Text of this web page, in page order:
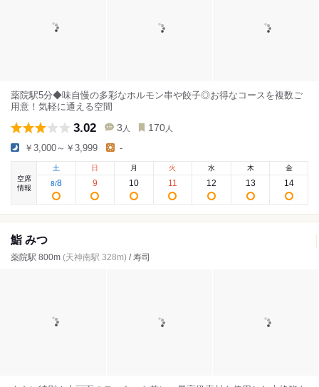
薬院駅5分◆味自慢の多彩なホルモン串や餃子◎お得なコースを複数ご
用意！気軽に通える空間
3.02 3 人 170 人
￥3,000～￥3,999 -
空席
情報
土
8/8
日
9
月
10
火
11
水
12
木
13
金
14
鮨 みつ
薬院駅 800m (天神南駅 328m) / 寿司